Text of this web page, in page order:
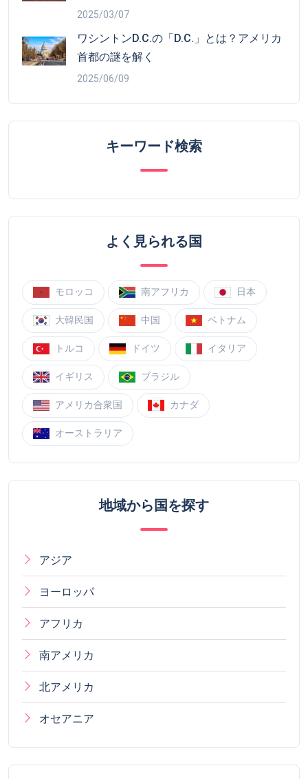
2025/03/07
ワシントンD.C.の「D.C.」とは？アメリカ
首都の謎を解く
2025/06/09
キーワード検索
よく見られる国
モロッコ 南アフリカ 日本
大韓民国 中国 ベトナム
トルコ ドイツ イタリア
イギリス ブラジル
アメリカ合衆国 カナダ
オーストラリア
地域から国を探す
アジア
ヨーロッパ
アフリカ
南アメリカ
北アメリカ
オセアニア